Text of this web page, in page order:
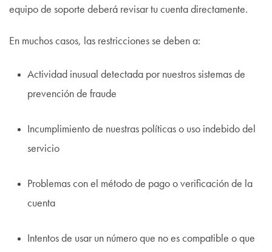
equipo de soporte deberá revisar tu cuenta directamente.
En muchos casos, las restricciones se deben a:
Actividad inusual detectada por nuestros sistemas de
prevención de fraude
Incumplimiento de nuestras políticas o uso indebido del
servicio
Problemas con el método de pago o verificación de la
cuenta
Intentos de usar un número que no es compatible o que